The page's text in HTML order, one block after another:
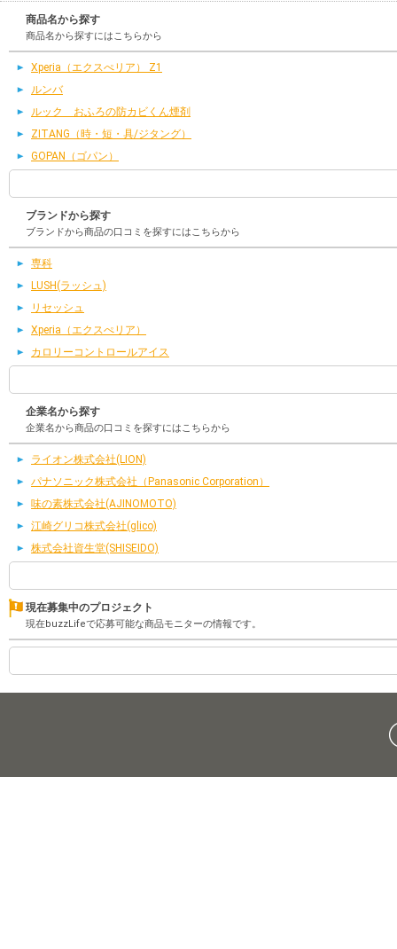
商品名から探す
商品名から探すにはこちらから
Xperia（エクスぺリア） Z1
ルンバ
ルック おふろの防カビくん煙剤
ZITANG（時・短・具/ジタング）
GOPAN（ゴパン）
ブランドから探す
ブランドから商品の口コミを探すにはこちらから
専科
LUSH(ラッシュ)
リセッシュ
Xperia（エクスぺリア）
カロリーコントロールアイス
企業名から探す
企業名から商品の口コミを探すにはこちらから
ライオン株式会社(LION)
パナソニック株式会社（Panasonic Corporation）
味の素株式会社(AJINOMOTO)
江崎グリコ株式会社(glico)
株式会社資生堂(SHISEIDO)
現在募集中のプロジェクト
現在buzzLifeで応募可能な商品モニターの情報です。